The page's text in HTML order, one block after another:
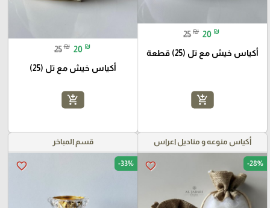
25 ₪ 20 ₪
أكياس خيش مع تل (25) قطعة
add_shopping_cart
25 ₪ 20 ₪
أكياس خيش مع تل (25)
add_shopping_cart
أكياس منوعه و مناديل اعراس
favorite_border -28%
قسم المباخر
favorite_border -33%